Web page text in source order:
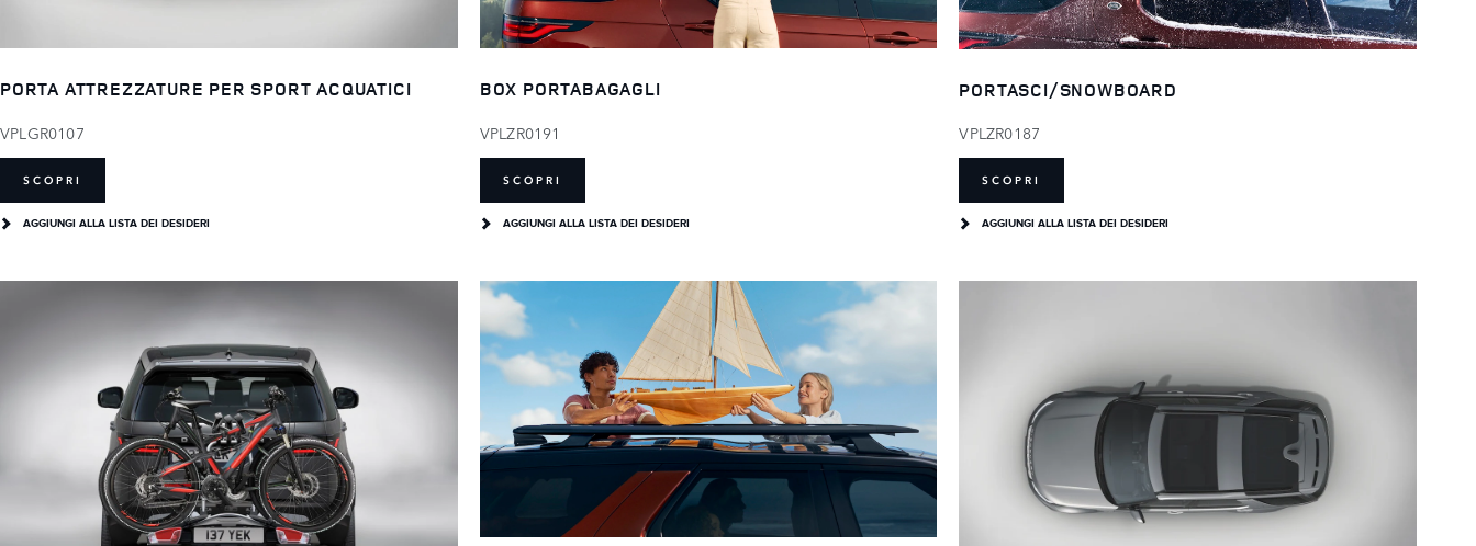
PORTA ATTREZZATURE PER SPORT ACQUATICI
VPLGR0107
SCOPRI
AGGIUNGI ALLA LISTA DEI DESIDERI
BOX PORTABAGAGLI
VPLZR0191
SCOPRI
AGGIUNGI ALLA LISTA DEI DESIDERI
PORTASCI/SNOWBOARD
VPLZR0187
SCOPRI
AGGIUNGI ALLA LISTA DEI DESIDERI